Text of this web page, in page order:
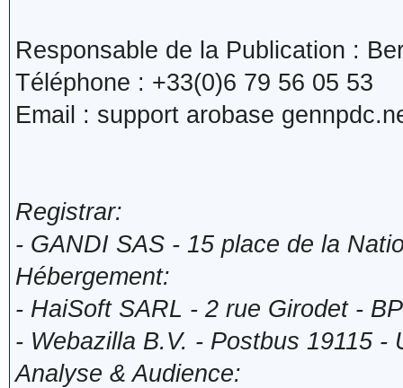
Responsable de la Publication :
Téléphone : +33(0)6 79 56 05 53
Email : support arobase
Registrar:
- GANDI SAS - 15 place de la
Hébergement:
- HaiSoft SARL - 2 rue Girodet -
- Webazilla B.V. - Postbus 19115 -
Analyse & Audience: